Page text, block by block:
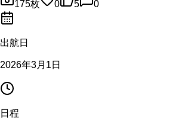
175枚 0 5 0
出航日
2026年3月1日
日程